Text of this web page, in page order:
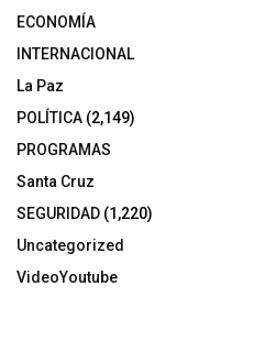
ECONOMÍA
INTERNACIONAL
La Paz
POLÍTICA (2,149)
PROGRAMAS
Santa Cruz
SEGURIDAD (1,220)
Uncategorized
VideoYoutube